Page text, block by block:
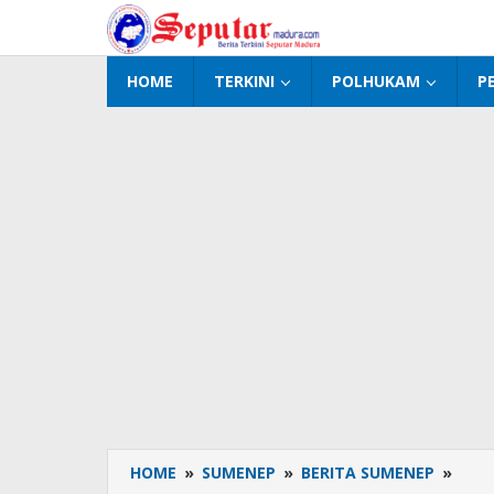
konten
HOME TERKINI POLHUKAM
HOME » SUMENEP » BERITA SUMENEP »